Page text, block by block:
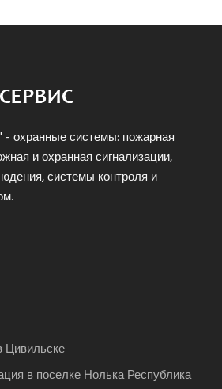
охранные системы: пожарная
и охранная сигнализации,
системы контроля и
Цивильске
в поселке Нолька Республика